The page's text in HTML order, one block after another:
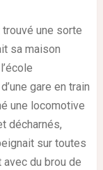
trouvé une sorte
sa maison
gare en train
une locomotive
décharnés,
sur toutes
du brou de